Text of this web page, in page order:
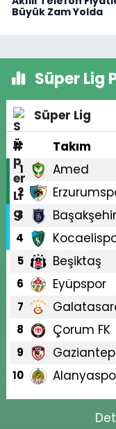
Büyük Zam Yolda
Süper Lig
Süper Lig
#
Takım
1 Amed
2
3 Başakşehir
4
5 Beşiktaş
6 Eyüpspor
7
8 Çorum FK
9 Gaziantep
10